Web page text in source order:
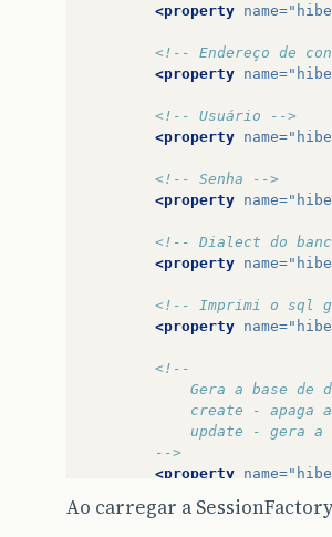
<property name=
<!-- Endereço de
<property name=
<!-- Usuário -->
<property name=
<!-- Senha -->
<property name=
<!-- Dialect do
<property name=
<!-- Imprimi o sql
<property name=
<!--
Gera a
create -
update -
        -->
<property name=
<!-- Classes que
Ao carregar a